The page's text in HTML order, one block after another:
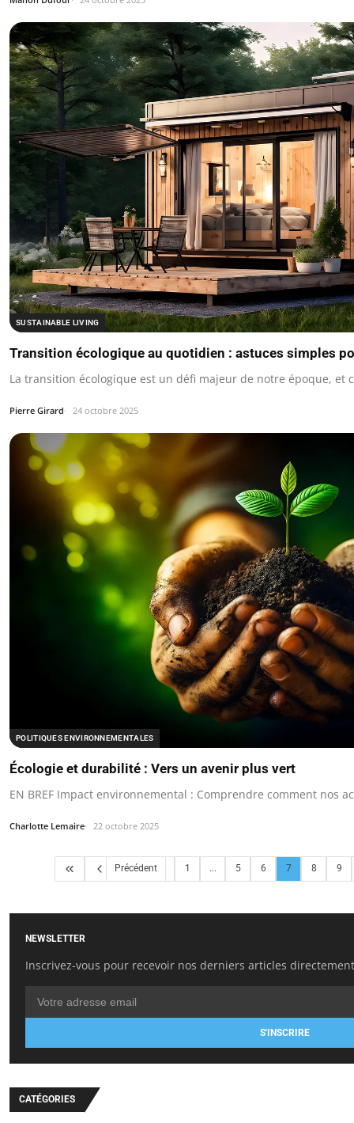
SUSTAINABLE LIVING
Transition écologique au quotidien : astuces simples
La transition écologique est un défi majeur de notre époque, et
Pierre Girard 24 octobre 2025
POLITIQUES ENVIRONNEMENTALES
Écologie et durabilité : Vers un avenir plus vert
EN BREF Impact environnemental : Comprendre comment nos
Charlotte Lemaire 22 octobre 2025
Précédent 1 ... 5 6 7 8 9
NEWSLETTER
Inscrivez-vous pour recevoir nos derniers articles
S'INSCRIRE
CATÉGORIES